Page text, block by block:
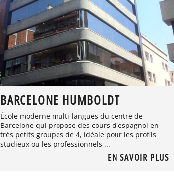
BARCELONE HUMBOLDT
École moderne multi-langues du centre de
Barcelone qui propose des cours d'espagnol en
très petits groupes de 4, idéale pour les profils
studieux ou les professionnels ...
EN SAVOIR PLUS